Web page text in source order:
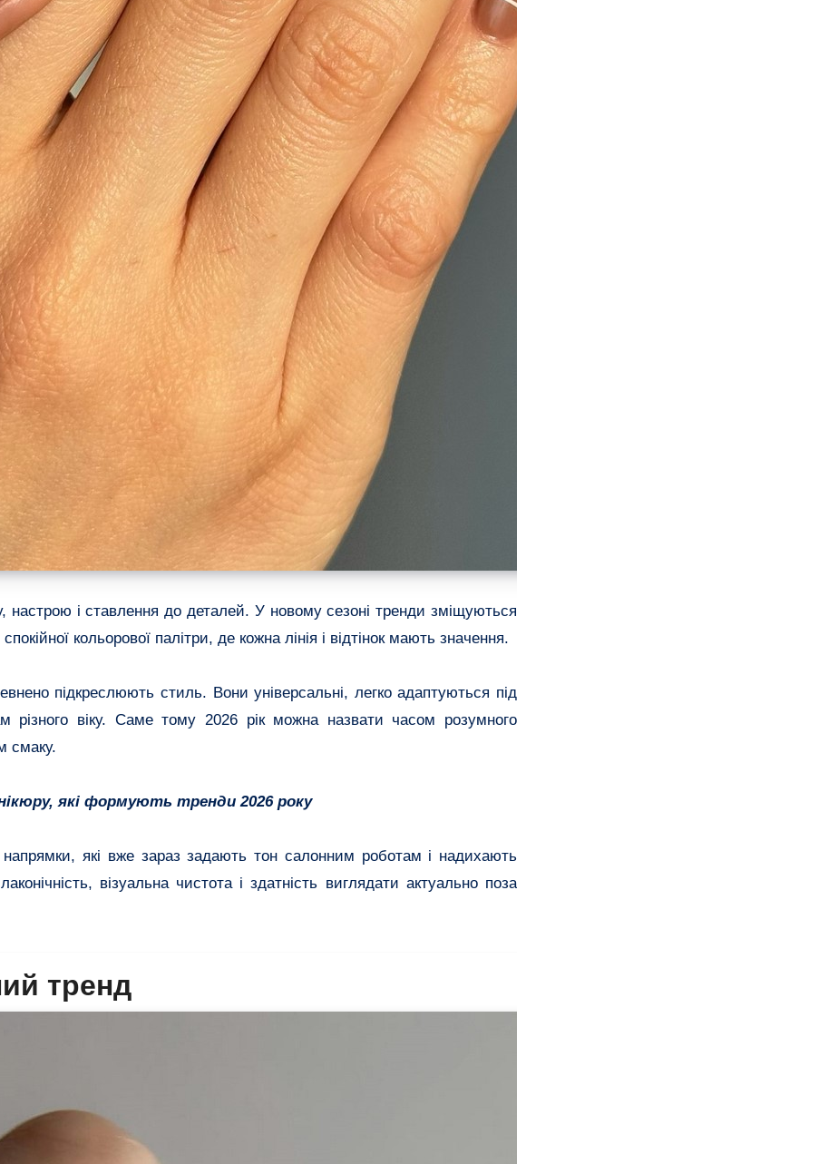
настрою і ставлення до деталей. У новому сезоні тренди зміщуються
кольорової палітри, де кожна лінія і відтінок мають значення.
підкреслюють стиль. Вони універсальні, легко адаптуються під
різного віку. Саме тому 2026 рік можна назвати часом розумного
смаку.
які формують тренди 2026 року
напрямки, які вже зараз задають тон салонним роботам і надихають
візуальна чистота і здатність виглядати актуально поза
тренд